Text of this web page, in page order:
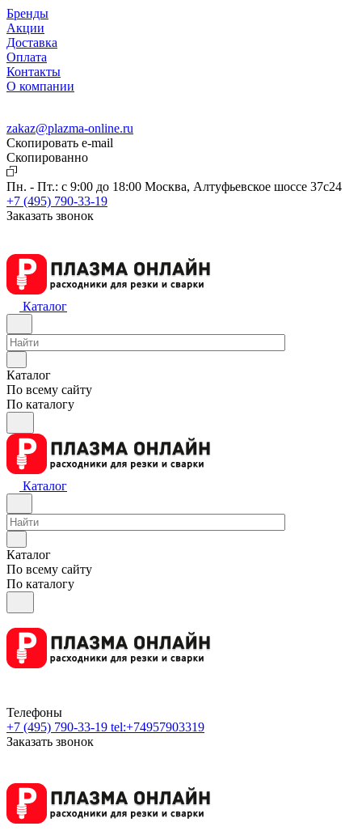
Бренды
Акции
Доставка
Оплата
Контакты
О компании
zakaz@plazma-online.ru
Скопировать e-mail
Cкопированно
Пн. - Пт.: с 9:00 до 18:00 Москва, Алтуфьевское шоссе 37с24
+7 (495) 790-33-19
Заказать звонок
Каталог
Каталог
По всему сайту
По каталогу
Каталог
Каталог
По всему сайту
По каталогу
Телефоны
+7 (495) 790-33-19 tel:+74957903319
Заказать звонок